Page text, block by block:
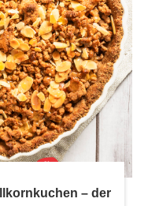
– der